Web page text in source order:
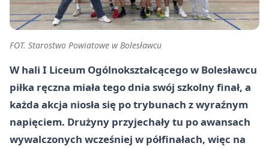
FOT. Starostwo Powiatowe w Bolesławcu
W hali I Liceum Ogólnokształcącego w Bolesławcu
piłka ręczna miała tego dnia swój szkolny finał, a
każda akcja niosła się po trybunach z wyraźnym
napięciem. Drużyny przyjechały tu po awansach
wywalczonych wcześniej w półfinałach, więc na